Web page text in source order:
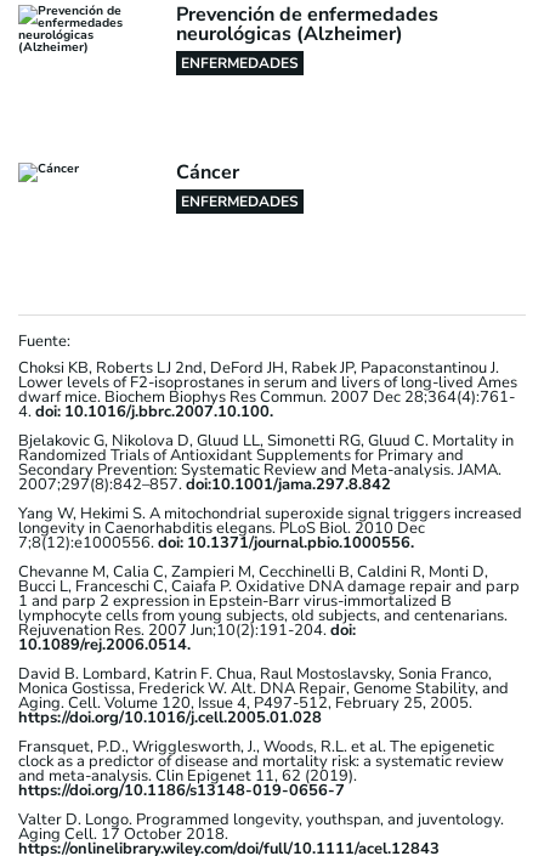
Prevención de enfermedades
neurológicas (Alzheimer)
ENFERMEDADES
Cáncer
ENFERMEDADES
Fuente:
Choksi KB, Roberts LJ 2nd, DeFord JH, Rabek JP, Papaconstantinou J.
Lower levels of F2-isoprostanes in serum and livers of long-lived Ames
dwarf mice. Biochem Biophys Res Commun. 2007 Dec 28;364(4):761-
4.doi: 10.1016/j.bbrc.2007.10.100.
Bjelakovic G, Nikolova D, Gluud LL, Simonetti RG, Gluud C. Mortality in
Randomized Trials of Antioxidant Supplements for Primary and
Secondary Prevention: Systematic Review and Meta-analysis. JAMA.
2007;297(8):842–857.doi:10.1001/jama.297.8.842
Yang W, Hekimi S. A mitochondrial superoxide signal triggers increased
longevity in Caenorhabditis elegans. PLoS Biol. 2010 Dec
7;8(12):e1000556.doi: 10.1371/journal.pbio.1000556.
Chevanne M, Calia C, Zampieri M, Cecchinelli B, Caldini R, Monti D,
Bucci L, Franceschi C, Caiafa P. Oxidative DNA damage repair and parp
1 and parp 2 expression in Epstein-Barr virus-immortalized B
lymphocyte cells from young subjects, old subjects, and centenarians.
Rejuvenation Res. 2007 Jun;10(2):191-204.doi:
10.1089/rej.2006.0514.
David B. Lombard, Katrin F. Chua, Raul Mostoslavsky, Sonia Franco,
Monica Gostissa, Frederick W. Alt. DNA Repair, Genome Stability, and
Aging. Cell. Volume 120, Issue 4, P497-512, February 25, 2005.
https://doi.org/10.1016/j.cell.2005.01.028
Fransquet, P.D., Wrigglesworth, J., Woods, R.L. et al. The epigenetic
clock as a predictor of disease and mortality risk: a systematic review
and meta-analysis. Clin Epigenet 11, 62 (2019).
https://doi.org/10.1186/s13148-019-0656-7
Valter D. Longo. Programmed longevity, youthspan, and juventology.
Aging Cell. 17 October 2018.
https://onlinelibrary.wiley.com/doi/full/10.1111/acel.12843